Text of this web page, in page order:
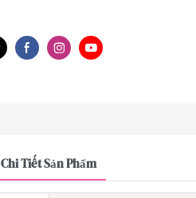
Chi Tiết Sản Phẩm